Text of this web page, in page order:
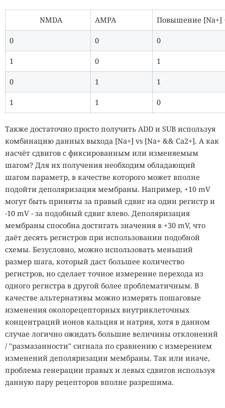
NMDA AMPA Повышение [Na+]
0 0 0
1 0 1
0 1 1
1 1 0
Также достаточно просто получить ADD и SUB используя
комбинацию данных выхода [Na+] vs [Na+ && Ca2+]. А как
насчёт сдвигов с фиксированным или изменяемым
шагом? Для их получения необходим обладающий
шагом параметр, в качестве которого может вполне
подойти деполяризация мембраны. Например, +10 mV
могут быть приняты за правый сдвиг на один регистр и
-10 mV - за подобный сдвиг влево. Деполяризация
мембраны способна достигать значения в +30 mV, что
даёт десять регистров при использовании подобной
схемы. Безусловно, можно использовать меньший
размер шага, который даст большее количество
регистров, но сделает точное измерение перехода из
одного регистра в другой более проблематичным. В
качестве альтернативы можно измерять пошаговые
изменения околорецепторных внутриклеточных
концентраций ионов кальция и натрия, хотя в данном
случае логично ожидать большие величины отклонений
/ "размазанности" сигнала по сравнению с измерением
изменений деполяризации мембраны. Так или иначе,
проблема генерации правых и левых сдвигов используя
данную пару рецепторов вполне разрешима.